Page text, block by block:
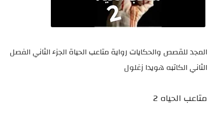
المجد للقصص والحكايات رواية متاعب الحياة الجزء الثاني الفصل
الثاني الكاتبه هويدا زغلول
متاعب الحياه 2